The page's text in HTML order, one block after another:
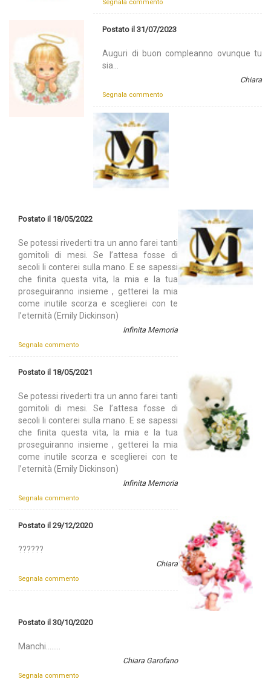
Segnala commento
Postato il 31/07/2023
Auguri di buon compleanno ovunque tu
sia…
Chiara
Segnala commento
Postato il 18/05/2022
Se potessi rivederti tra un anno farei tanti
gomitoli di mesi. Se l’attesa fosse di
secoli li conterei sulla mano. E se sapessi
che finita questa vita, la mia e la tua
proseguiranno insieme , getterei la mia
come inutile scorza e sceglierei con te
l’eternità (Emily Dickinson)
Infinita Memoria
Segnala commento
Postato il 18/05/2021
Se potessi rivederti tra un anno farei tanti
gomitoli di mesi. Se l’attesa fosse di
secoli li conterei sulla mano. E se sapessi
che finita questa vita, la mia e la tua
proseguiranno insieme , getterei la mia
come inutile scorza e sceglierei con te
l’eternità (Emily Dickinson)
Infinita Memoria
Segnala commento
Postato il 29/12/2020
??????
Chiara
Segnala commento
Postato il 30/10/2020
Manchi........
Chiara Garofano
Segnala commento